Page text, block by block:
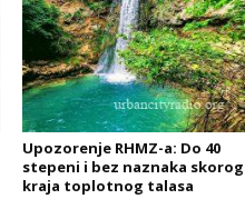
Upozorenje RHMZ-a: Do 40
stepeni i bez naznaka skorog
kraja toplotnog talasa